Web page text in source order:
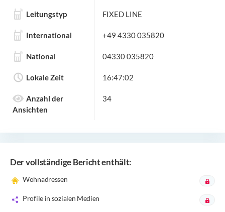
Leitungstyp FIXED LINE
International +49 4330 035820
National 04330 035820
Lokale Zeit 16:47:02
Anzahl der
Ansichten
34
Der vollständige Bericht enthält:
Wohnadressen
Profile in sozialen Medien